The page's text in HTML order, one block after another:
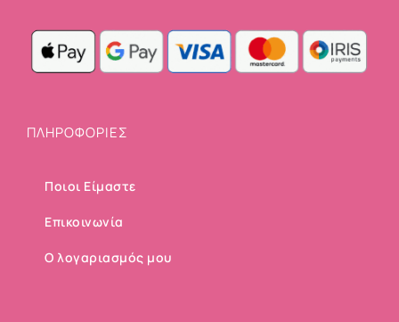
ΠΛΗΡΟΦΟΡΙΕΣ
Ποιοι Είμαστε
Επικοινωνία
Ο λογαριασμός μου